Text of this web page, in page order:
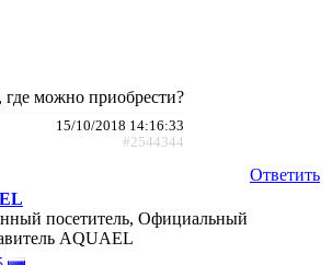
можно приобрести?
15/10/2018 14:16:33
#2544344
Ответить
посетитель, Официальный
AQUAEL